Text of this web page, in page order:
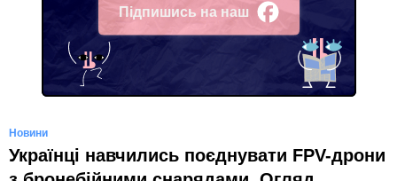
Підпишись на наш
Facebook
Новини
Українці навчились поєднувати FPV-дрони